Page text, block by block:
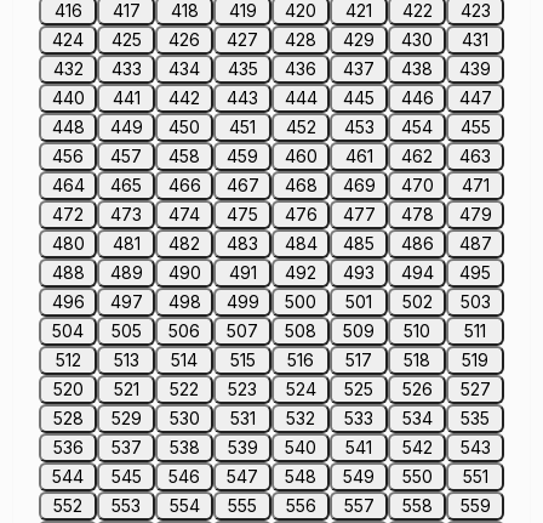
416 417 418 419 420 421 422
423
424
425 426 427 428 429 430
431
432
433 434 435 436 437 438
439
440
441 442 443 444 445 446
447
448
449 450 451 452 453 454
455
456
457 458 459 460 461 462
463
464
465 466 467 468 469 470
471
472
473 474 475 476 477 478
479
480
481 482 483 484 485 486
487
488
489 490 491 492 493 494
495
496
497 498 499 500 501 502
503
504
505 506 507 508 509 510
511
512
513 514 515 516 517 518
519
520
521 522 523 524 525 526
527
528
529 530 531 532 533 534
535
536
537 538 539 540 541 542
543
544
545 546 547 548 549 550
551
552
553 554 555 556 557 558
559